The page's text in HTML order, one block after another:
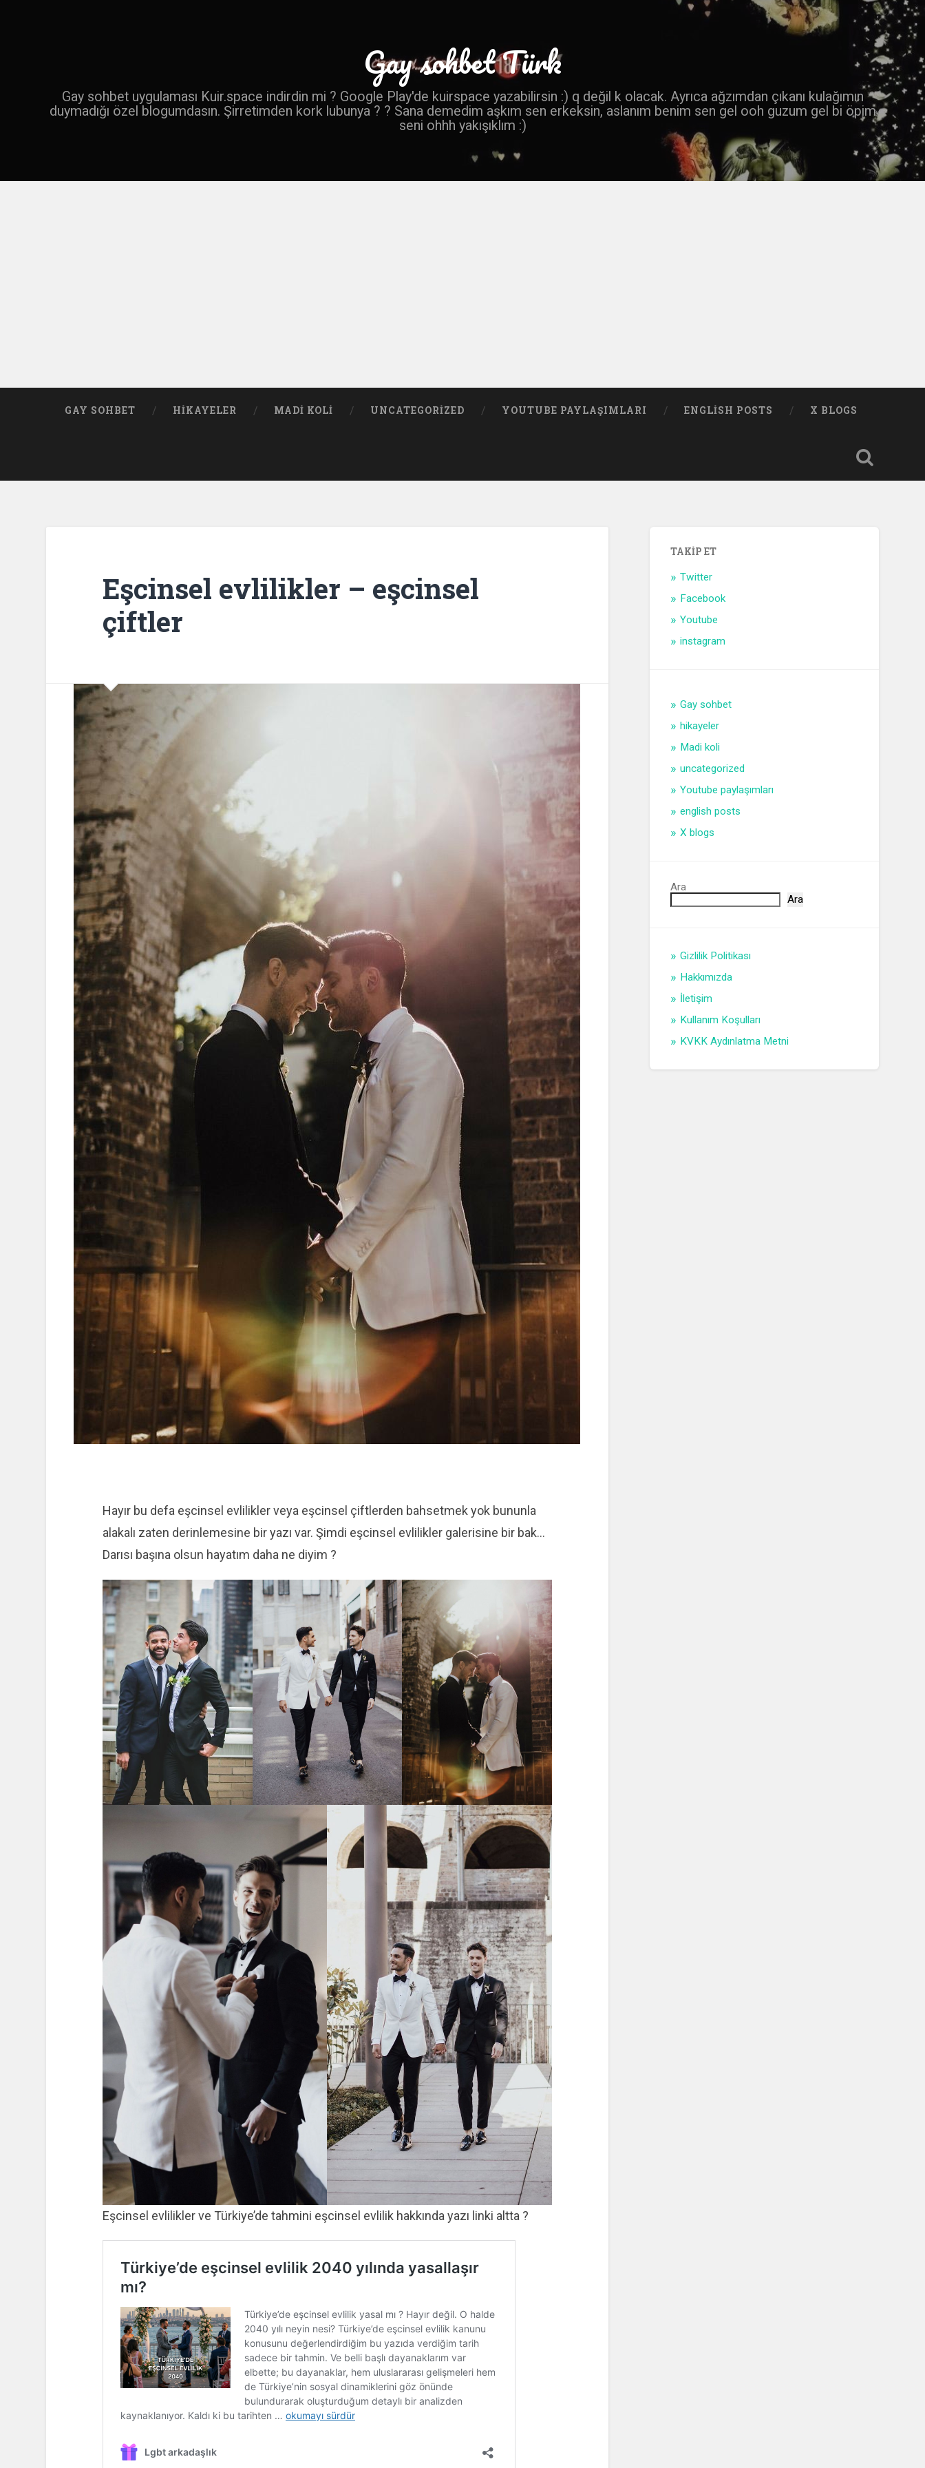
Gay sohbet Türk
Gay sohbet uygulaması Kuir.space indirdin mi ? Google Play'de kuirspace yazabilirsin :) q değil k olacak. Ayrıca ağzımdan çıkanı kulağımın
duymadığı özel blogumdasın. Şirretimden kork lubunya ? ? Sana demedim aşkım sen erkeksin, aslanım benim sen gel ooh guzum gel bi öpim
seni ohhh yakışıklım :)
GAY SOHBET HIKAYELER MADI KOLI UNCATEGORIZED YOUTUBE PAYLAŞIMLARI ENGLISH POSTS X BLOGS
Eşcinsel evlilikler – eşcinsel
çiftler
Hayır bu defa eşcinsel evlilikler veya eşcinsel çiftlerden bahsetmek yok bununla
alakalı zaten derinlemesine bir yazı var. Şimdi eşcinsel evlilikler galerisine bir bak…
Darısı başına olsun hayatım daha ne diyim ?
Eşcinsel evlilikler ve Türkiye’de tahmini eşcinsel evlilik hakkında yazı linki altta ?
TAKIP ET
Twitter
Facebook
Youtube
instagram
Gay sohbet
hikayeler
Madi koli
uncategorized
Youtube paylaşımları
english posts
X blogs
Ara
Ara
Gizlilik Politikası
Hakkımızda
İletişim
Kullanım Koşulları
KVKK Aydınlatma Metni